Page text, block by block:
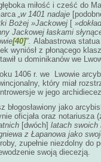
miłość i cześć do
„w 1401 nadaje
Bożej »Jackowej [
Jackowej łaskami
[40]". Alabastrowa
wyniósł z płonącego
u dominikanów we
1406 r. we Lwowie
który miał
w jego
błogosławiony jako
oficjała oraz notariusza
[dwóch] latach swoich
z Łapanowa jako
zupełnie niezdolny do
swoją diecezją.